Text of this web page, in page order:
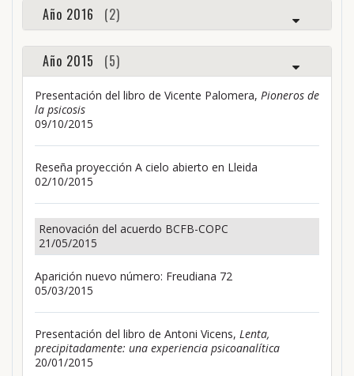
Año 2016 (2)
Año 2015 (5)
Presentación del libro de Vicente Palomera, Pioneros de
la psicosis
09/10/2015
Reseña proyección A cielo abierto en Lleida
02/10/2015
Renovación del acuerdo BCFB-COPC
21/05/2015
Aparición nuevo número: Freudiana 72
05/03/2015
Presentación del libro de Antoni Vicens, Lenta,
precipitadamente: una experiencia psicoanalítica
20/01/2015